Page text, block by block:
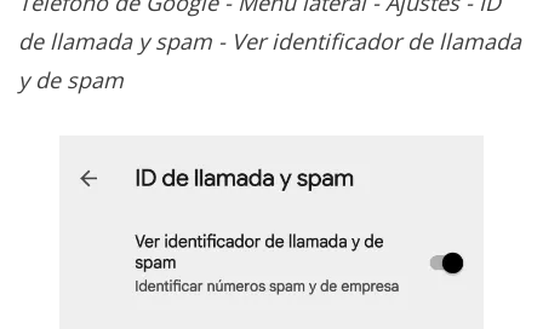
de llamada y spam - Ver identificador de llamada
y de spam